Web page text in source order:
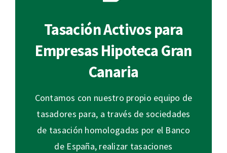
Tasación Activos para
Empresas Hipoteca Gran
Canaria
Contamos con nuestro propio equipo de
tasadores para, a través de sociedades
de tasación homologadas por el Banco
de España, realizar tasaciones